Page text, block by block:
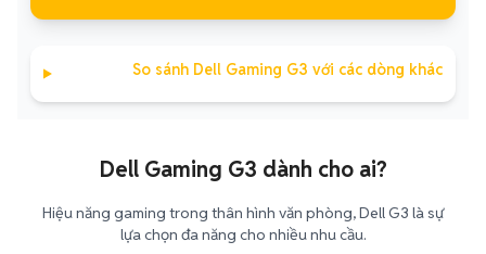
So sánh Dell Gaming G3 với các dòng khác
Dell Gaming G3 dành cho ai?
Hiệu năng gaming trong thân hình văn phòng, Dell G3 là sự
lựa chọn đa năng cho nhiều nhu cầu.